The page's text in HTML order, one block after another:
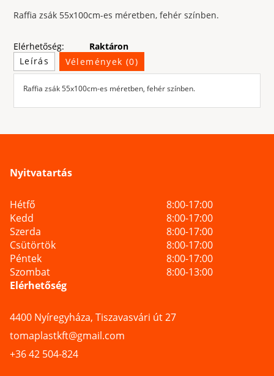
Raffia zsák 55x100cm-es méretben, fehér színben.
Elérhetőség:
Raktáron
Leírás
Vélemények (0)
Raffia zsák 55x100cm-es méretben, fehér színben.
Nyitvatartás
Hétfő
8:00-17:00
Kedd
8:00-17:00
Szerda
8:00-17:00
Csütörtök
8:00-17:00
Péntek
8:00-17:00
Szombat
8:00-13:00
Elérhetőség
4400 Nyíregyháza, Tiszavasvári út 27
tomaplastkft@gmail.com
+36 42 504-824